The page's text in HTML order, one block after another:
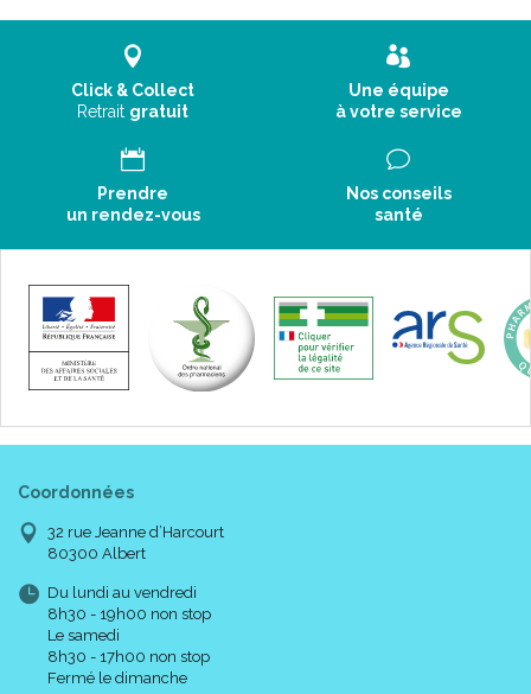
Click & Collect
Retrait gratuit
Une équipe
à votre service
Prendre
un rendez-vous
Nos conseils
santé
Coordonnées
32 rue Jeanne d’Harcourt
80300 Albert
Du lundi au vendredi
8h30 - 19h00 non stop
Le samedi
8h30 - 17h00 non stop
Fermé le dimanche